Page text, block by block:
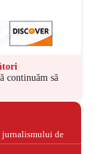
continuăm să
jurnalismului de